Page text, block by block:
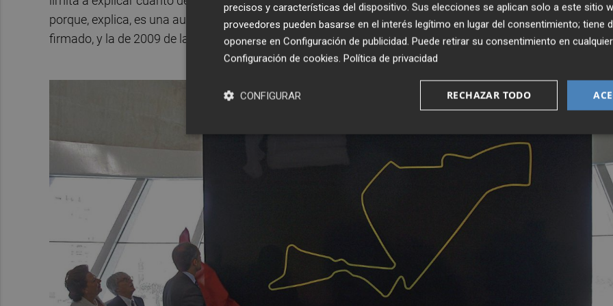
porque, explica, es una audiencia previa. Y añade que la deuda de 2008 es de Valmor, pues está el
firmado, y la de 2009 de la Generalitat porque no hay firma de la empresa que dirigíaAspar.
precisos y características del dispositivo. Sus elecciones se aplican solo a este sitio
proveedores pueden basarse en el interés legítimo en lugar del consentimiento; tiene
oponerse en Configuración de publicidad. Puede retirar su consentimiento en
Configuración de cookies. Política de privacidad
RECHAZAR TODO
CONFIGURAR